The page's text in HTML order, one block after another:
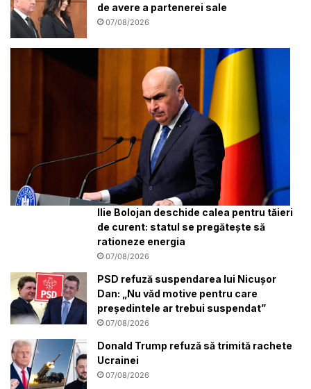
de avere a partenerei sale
07/08/2026
Ilie Bolojan deschide calea pentru tăieri
de curent: statul se pregătește să
rationeze energia
07/08/2026
PSD refuză suspendarea lui Nicușor
Dan: „Nu văd motive pentru care
președintele ar trebui suspendat”
07/08/2026
Donald Trump refuză să trimită rachete
Ucrainei
07/08/2026